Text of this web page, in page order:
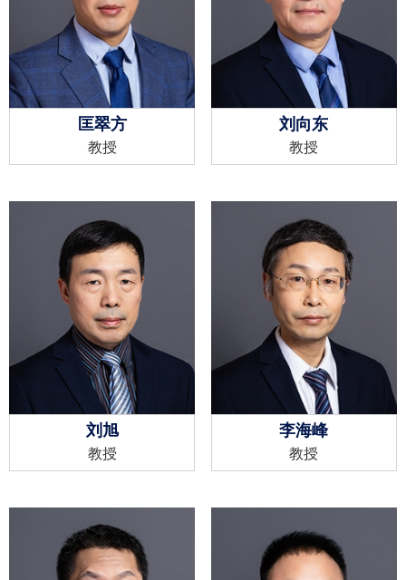
匡翠方
教授
刘向东
教授
刘旭
教授
李海峰
教授